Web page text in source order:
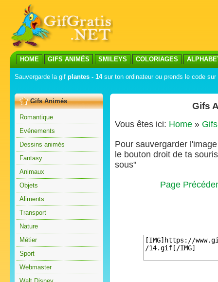
HOME GIFS ANIMÉS SMILEYS COLORIAGES
Sauvergarde la gif plantes - 14sur ton ordinateur ou prends le code sur
Gifs Animés
Romantique
Evénements
Dessins animés
Fantasy
Animaux
Objets
Aliments
Transport
Nature
Métier
Sport
Webmaster
Gifs
Vous êtes ici: Home »
Pour sauvergarder
le bouton droit de ta
sous"
Page